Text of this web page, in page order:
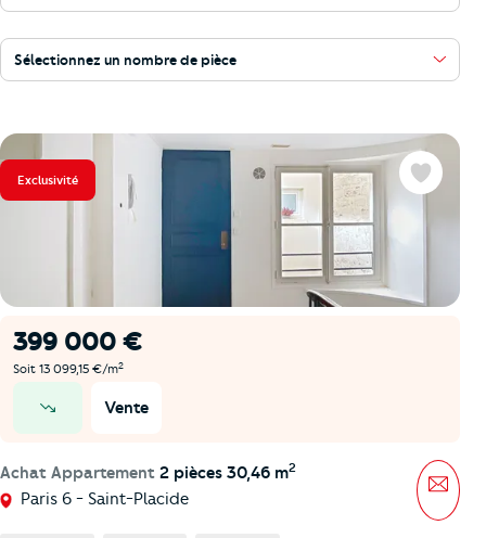
Sélectionnez un nombre de pièce
Exclusivité
399 000 €
Soit 13 099,15 €/m2
Vente
Achat Appartement 2 pièces 30,46 m2
Paris 6 - Saint-Placide
Favoris